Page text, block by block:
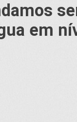
em